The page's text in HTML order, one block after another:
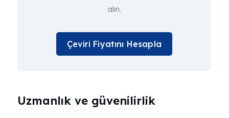
alın.
Çeviri Fiyatını Hesapla
Uzmanlık ve güvenilirlik